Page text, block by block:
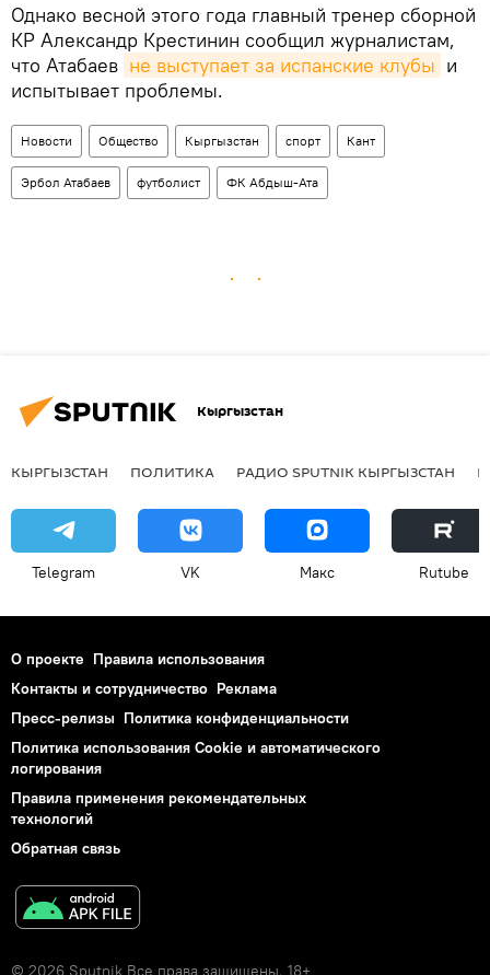
Однако весной этого года главный тренер сборной
КР Александр Крестинин сообщил журналистам,
что Атабаев не выступает за испанские клубы и
испытывает проблемы.
Новости Общество Кыргызстан спорт Кант
Эрбол Атабаев футболист ФК Абдыш-Ата
Кыргызстан
КЫРГЫЗСТАН ПОЛИТИКА РАДИО SPUTNIK КЫРГЫЗСТАН
Telegram VK Макс Rutube
О проекте Правила использования
Контакты и сотрудничество Реклама
Пресс-релизы Политика конфиденциальности
Политика использования Cookie и автоматического
логирования
Правила применения рекомендательных
технологий
Обратная связь
© 2026 Sputnik Все права защищены. 18+